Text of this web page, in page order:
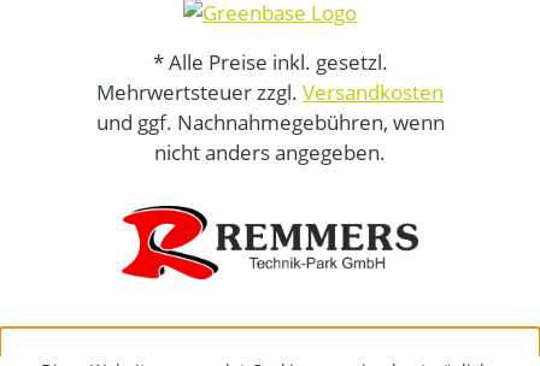
* Alle Preise inkl. gesetzl.
Mehrwertsteuer zzgl. Versandkosten
und ggf. Nachnahmegebühren, wenn
nicht anders angegeben.